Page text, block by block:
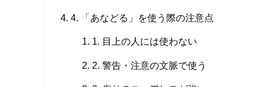
4. 「あなどる」を使う際の注意点
1. 目上の人には使わない
2. 警告・注意の文脈で使う